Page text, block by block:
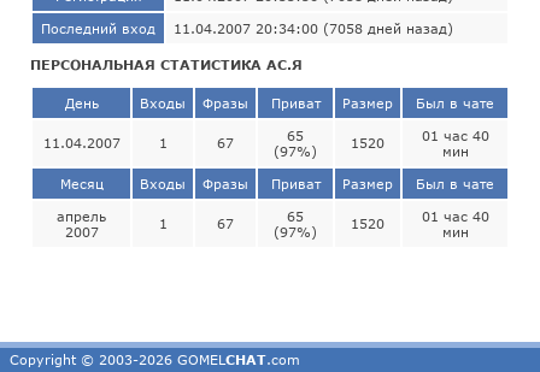
Последний вход 11.04.2007 20:34:00 (7058 дней назад)
ПЕРСОНАЛЬНАЯ СТАТИСТИКА АС.Я
День Входы Фразы Приват Размер Был в чате
11.04.2007 1 67
65
(97%)
1520
01 час 40
мин
Месяц Входы Фразы Приват Размер Был в чате
апрель
2007
1 67
65
(97%)
1520
01 час 40
мин
Copyright © 2003-2026 GOMEL CHAT.com